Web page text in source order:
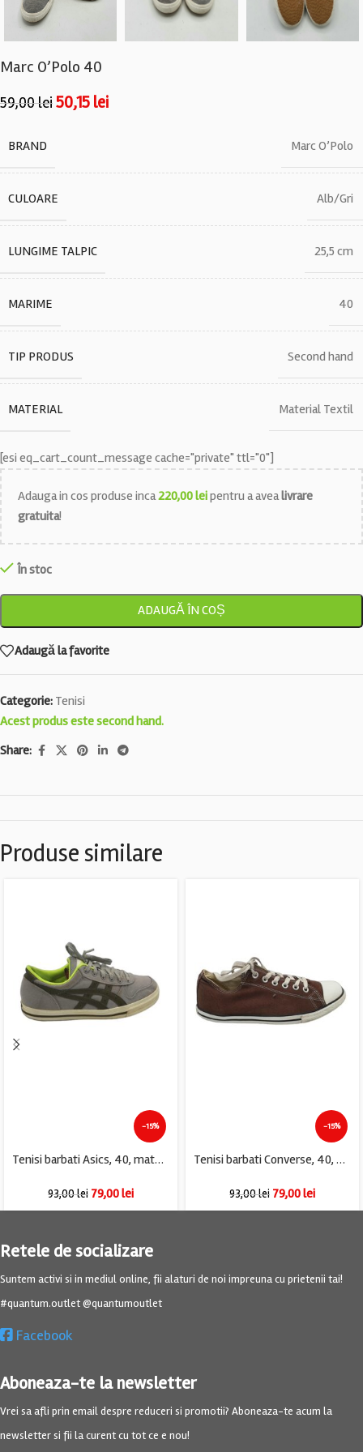
Marc O’Polo 40
59,00lei50,15 lei
BRAND Marc O’Polo
CULOARE Alb/Gri
LUNGIME TALPIC 25,5 cm
MARIME 40
TIP PRODUS Second hand
MATERIAL Material Textil
[esi eq_cart_count_message cache="private" ttl="0"]
Adauga in cos produse inca220,00leipentru a avealivrare
gratuita!
În stoc
ADAUGĂ ÎN COȘ
Adaugă la favorite
Categorie: Tenisi
Acest produs este second hand.
Share:
Produse similare
-15%
Tenisi barbati Asics, 40, material textil, gri
93,00lei 79,00lei
-15%
Tenisi barbati Converse, 40, material textil, maro
93,00lei 79,00lei
Retele de socializare
Suntem activi si in mediul online, fii alaturi de noi impreuna cu prietenii tai!
#quantum.outlet @quantumoutlet
Facebook
Aboneaza-te la newsletter
Vrei sa afli prin email despre reduceri si promotii? Aboneaza-te acum la
newsletter si fii la curent cu tot ce e nou!